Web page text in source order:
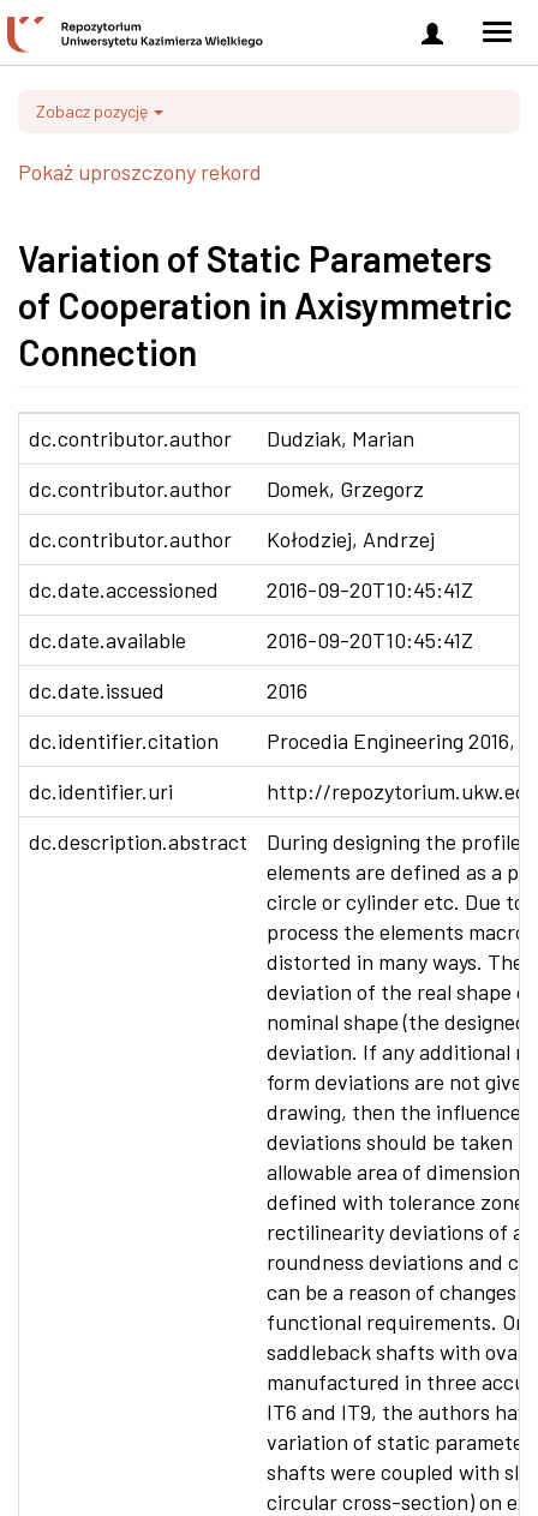
Zaloguj
się
Zobacz pozycję
Pokaż uproszczony rekord
Variation of Static Parameters
of Cooperation in Axisymmetric
Connection
dc.contributor.author
Dudziak, Marian
dc.contributor.author
Domek, Grzegorz
dc.contributor.author
Kołodziej, Andrzej
dc.date.accessioned
2016-09-20T10:45:41Z
dc.date.available
2016-09-20T10:45:41Z
dc.date.issued
2016
dc.identifier.citation
Procedia Engineering 2016,
dc.identifier.uri
http://
dc.description.abstract
During designing the
elements are defined as a
circle or cylinder etc. Due to
process the elements
distorted in many ways. The
deviation of the real shape
nominal shape (the designed
deviation. If any additional
form deviations are not
drawing, then the influence
deviations should be taken
allowable area of
defined with tolerance zone.
rectilinearity deviations of a
roundness deviations and
can be a reason of changes
functional requirements. On
saddleback shafts with oval
manufactured in three
IT6 and IT9, the authors
variation of static
shafts were coupled with
circular cross-section) on